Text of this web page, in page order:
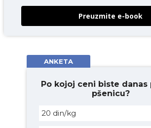
Preuzmite e-book
ANKETA
Po kojoj ceni biste danas
pšenicu?
20 din/kg